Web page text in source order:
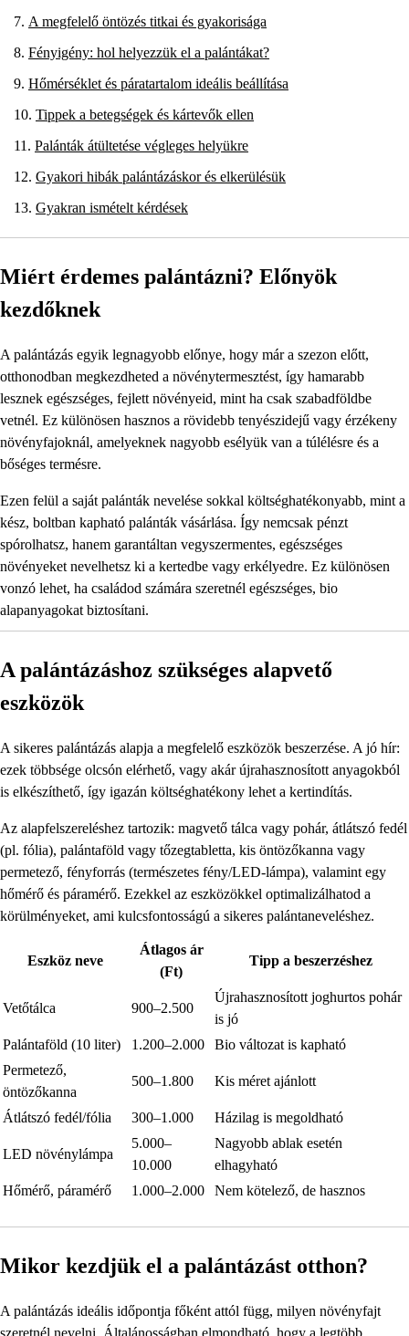
A megfelelő öntözés titkai és gyakorisága
Fényigény: hol helyezzük el a palántákat?
Hőmérséklet és páratartalom ideális beállítása
Tippek a betegségek és kártevők ellen
Palánták átültetése végleges helyükre
Gyakori hibák palántázáskor és elkerülésük
Gyakran ismételt kérdések
Miért érdemes palántázni? Előnyök
kezdőknek
A palántázás egyik legnagyobb előnye, hogy már a szezon előtt,
otthonodban megkezdheted a növénytermesztést, így hamarabb
lesznek egészséges, fejlett növényeid, mint ha csak szabadföldbe
vetnél. Ez különösen hasznos a rövidebb tenyészidejű vagy érzékeny
növényfajoknál, amelyeknek nagyobb esélyük van a túlélésre és a
bőséges termésre.
Ezen felül a saját palánták nevelése sokkal költséghatékonyabb, mint a
kész, boltban kapható palánták vásárlása. Így nemcsak pénzt
spórolhatsz, hanem garantáltan vegyszermentes, egészséges
növényeket nevelhetsz ki a kertedbe vagy erkélyedre. Ez különösen
vonzó lehet, ha családod számára szeretnél egészséges, bio
alapanyagokat biztosítani.
A palántázáshoz szükséges alapvető
eszközök
A sikeres palántázás alapja a megfelelő eszközök beszerzése. A jó hír:
ezek többsége olcsón elérhető, vagy akár újrahasznosított anyagokból
is elkészíthető, így igazán költséghatékony lehet a kertindítás.
Az alapfelszereléshez tartozik: magvető tálca vagy pohár, átlátszó fedél
(pl. fólia), palántaföld vagy tőzegtabletta, kis öntözőkanna vagy
permetező, fényforrás (természetes fény/LED-lámpa), valamint egy
hőmérő és páramérő. Ezekkel az eszközökkel optimalizálhatod a
körülményeket, ami kulcsfontosságú a sikeres palántaneveléshez.
Eszköz neve
Átlagos ár
(Ft)
Tipp a beszerzéshez
Vetőtálca 900–2.500
Újrahasznosított joghurtos pohár
is jó
Palántaföld (10 liter)
1.200–2.000
Bio változat is kapható
Permetező,
öntözőkanna
500–1.800 Kis méret ajánlott
Átlátszó fedél/fólia 300–1.000 Házilag is megoldható
LED növénylámpa
5.000–
10.000
Nagyobb ablak esetén
elhagyható
Hőmérő, páramérő
1.000–2.000 Nem kötelező, de hasznos
Mikor kezdjük el a palántázást otthon?
A palántázás ideális időpontja főként attól függ, milyen növényfajt
szeretnél nevelni. Általánosságban elmondható, hogy a legtöbb